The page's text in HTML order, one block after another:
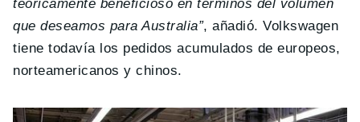
teóricamente beneficioso en términos del volumen
que deseamos para Australia”, añadió. Volkswagen
tiene todavía los pedidos acumulados de europeos,
norteamericanos y chinos.